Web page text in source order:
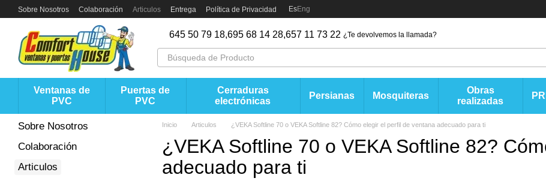
Перейти к основному контенту
Sobre Nosotros Colaboración Articulos Entrega Política de Privacidad EsEng
645 50 79 18,695 68 14 28,657 11 73 22 ¿Te devolvemos la llamada?
Ventanas de
PVC
Puertas de
PVC
Cerraduras
electrónicas
Persianas Mosquiteras
Obras
realizadas
Inicio Articulos ¿VEKA Softline 70 o VEKA Softline 82? Cómo elegir el perfil de ventana adecuado para ti
¿VEKA Softline 70 o VEKA Softline 82?
adecuado para ti
Sobre Nosotros
Colaboración
Articulos